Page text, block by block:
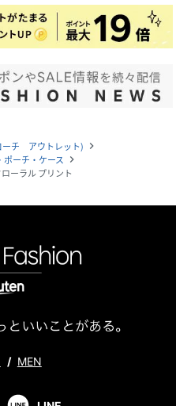
ーチ アウトレット) navigate_next
ポーチ・ケース navigate_next
ーラル プリント
/ MEN